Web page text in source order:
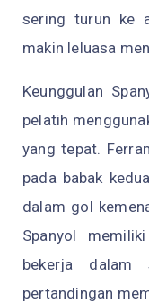
sering turun ke
makin leluasa
Keunggulan
pelatih
yang tepat.
pada babak
dalam gol
Spanyol
bekerja dalam
pertandingan